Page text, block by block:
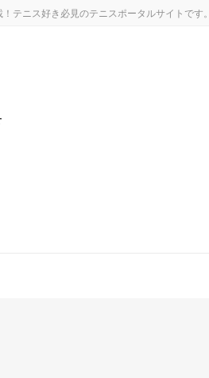
テニス好き必見のテニスポータルサイトです。